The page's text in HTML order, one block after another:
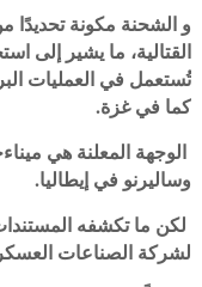
‏و الشحنة مكونة
القتالية، ما يشير إلى
تُستعمل في العمليات
كما في غزة.
الوجهة المعلنة هي
وساليرنو في إيطاليا.
لكن ما تكشفه
لشركة الصناعات